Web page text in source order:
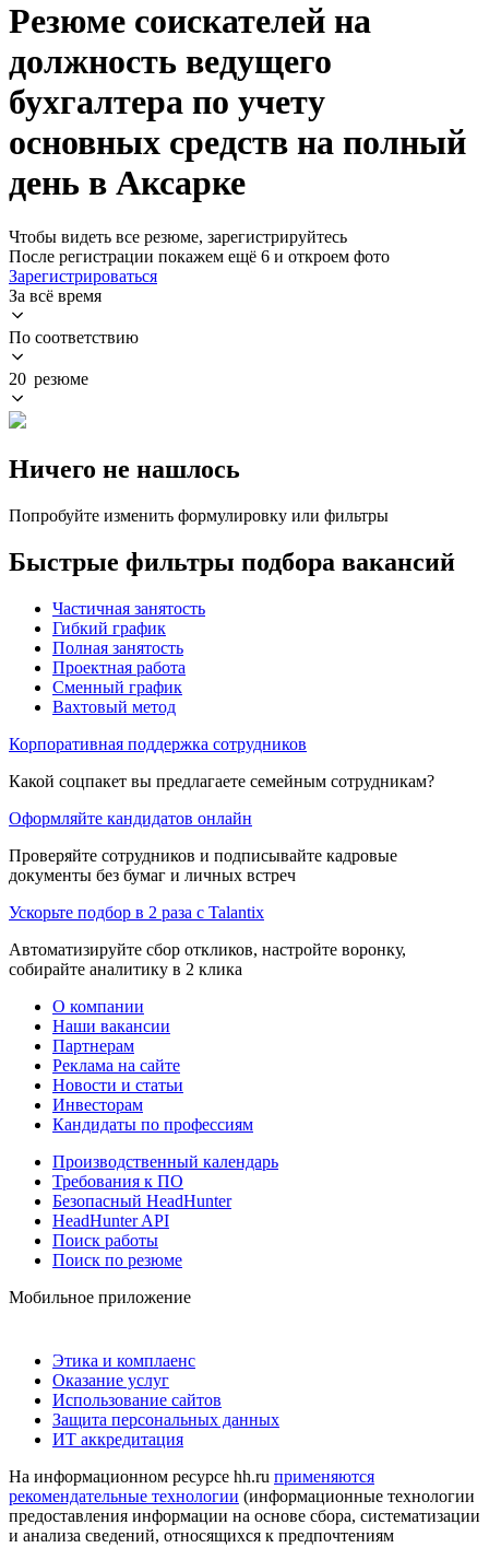
Резюме соискателей на
должность ведущего
бухгалтера по учету
основных средств на полный
день в Аксарке
Чтобы видеть все резюме, зарегистрируйтесь
После регистрации покажем ещё 6 и откроем фото
Зарегистрироваться
За всё время
По соответствию
20 резюме
Ничего не нашлось
Попробуйте изменить формулировку или фильтры
Быстрые фильтры подбора вакансий
Частичная занятость
Гибкий график
Полная занятость
Проектная работа
Сменный график
Вахтовый метод
Корпоративная поддержка сотрудников
Какой соцпакет вы предлагаете семейным сотрудникам?
Оформляйте кандидатов онлайн
Проверяйте сотрудников и подписывайте кадровые
документы без бумаг и личных встреч
Ускорьте подбор в 2 раза с Talantix
Автоматизируйте сбор откликов, настройте воронку,
собирайте аналитику в 2 клика
О компании
Наши вакансии
Партнерам
Реклама на сайте
Новости и статьи
Инвесторам
Кандидаты по профессиям
Производственный календарь
Требования к ПО
Безопасный HeadHunter
HeadHunter API
Поиск работы
Поиск по резюме
Мобильное приложение
Этика и комплаенс
Оказание услуг
Использование сайтов
Защита персональных данных
ИТ аккредитация
На информационном ресурсе hh.ru применяются
рекомендательные технологии (информационные технологии
предоставления информации на основе сбора, систематизации
и анализа сведений, относящихся к предпочтениям